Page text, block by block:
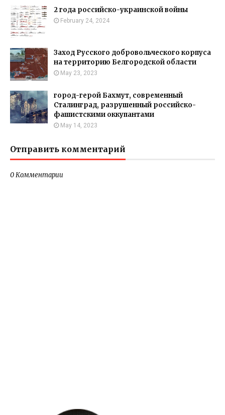
2 года российско-украинской войны
February 24, 2024
Заход Русского добровольческого корпуса
на территорию Белгородской области
May 23, 2023
город-герой Бахмут, современный
Сталинград, разрушенный российско-
фашистскими оккупантами
May 14, 2023
Отправить комментарий
0 Комментарии